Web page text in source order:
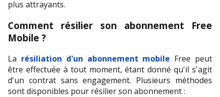
plus attrayants.
Comment résilier son abonnement Free
Mobile ?
La résiliation d'un abonnement mobile Free peut
être effectuée à tout moment, étant donné qu'il s'agit
d'un contrat sans engagement. Plusieurs méthodes
sont disponibles pour résilier son abonnement :